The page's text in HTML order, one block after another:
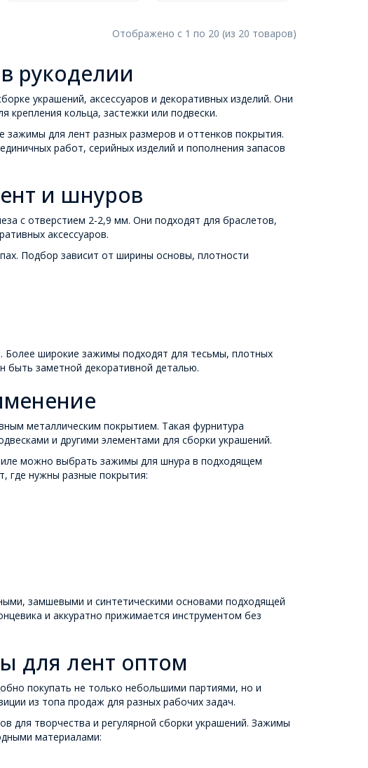
Отображено с 1 по 20 (из 20 товаров)
рукоделии
украшений, аксессуаров и декоративных изделий. Они
кольца, застежки или подвески.
зажимы для лент разных размеров и оттенков покрытия.
работ, серийных изделий и пополнения запасов
и шнуров
с отверстием 2-2,9 мм. Они подходят для браслетов,
аксессуаров.
Подбор зависит от ширины основы, плотности
Более широкие зажимы подходят для тесьмы, плотных
быть заметной декоративной деталью.
металлическим покрытием. Такая фурнитура
и другими элементами для сборки украшений.
можно выбрать зажимы для шнура в подходящем
где нужны разные покрытия:
замшевыми и синтетическими основами подходящей
и аккуратно прижимается инструментом без
для лент оптом
покупать не только небольшими партиями, но и
из топа продаж для разных рабочих задач.
для творчества и регулярной сборки украшений. Зажимы
материалами: